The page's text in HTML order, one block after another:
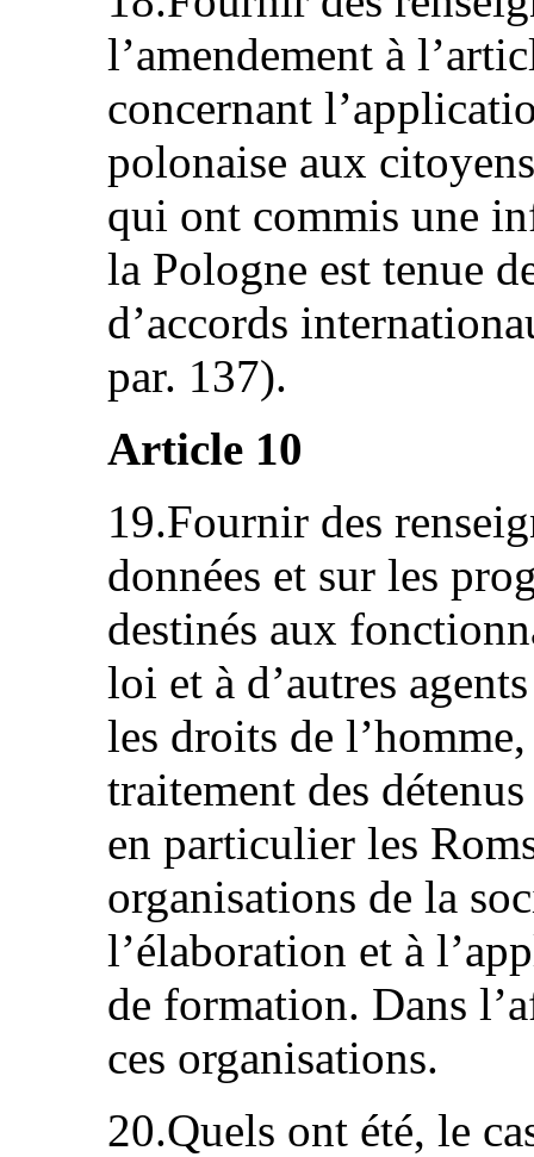
l’amendement à
concernant
polonaise aux
qui ont commis une
la Pologne est tenue
d’accords
par. 137).
Article 10
19.Fournir des
données et sur les
destinés aux
loi et à d’autres
les droits de
traitement des
en particulier les
organisations de la
l’élaboration et à
de formation. Dans
ces organisations.
20.Quels ont été, le